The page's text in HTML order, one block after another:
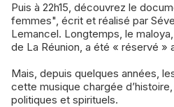
Puis à 22h15, découvrez le
femmes", écrit et réalisé par
Lemancel. Longtemps, le
de La Réunion, a été « réservé »
Mais, depuis quelques années,
cette musique chargée
politiques et spirituels.